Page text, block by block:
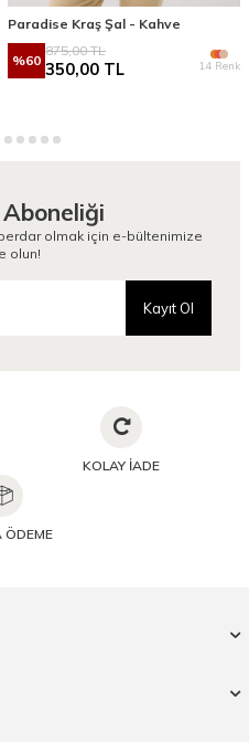
Paradise Kraş Şal - Kahve
%60
875,00TL
350,00 TL 14 Renk
olmak için e-bültenimize
olun!
Kayıt Ol
KOLAY İADE
ÖDEME